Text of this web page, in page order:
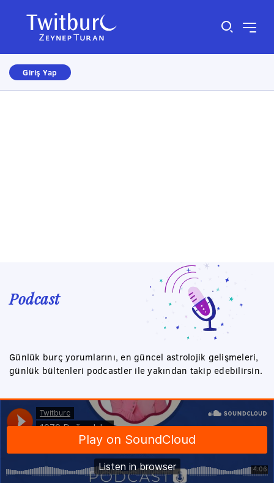
Giriş Yap
Podcast
Günlük burç yorumlarını, en güncel astrolojik gelişmeleri,
günlük bültenleri podcastler ile yakından takip edebilirsin.